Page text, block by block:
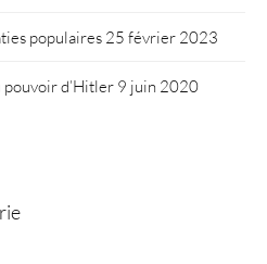
populaires 25 février 2023
d’Hitler 9 juin 2020